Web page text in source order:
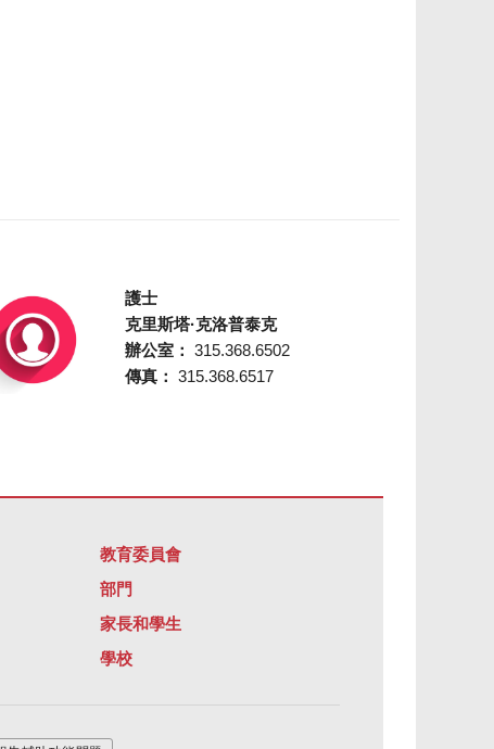
護士
克里斯塔·克洛普泰克
辦公室： 315.368.6502
傳真： 315.368.6517
教育委員會
部門
家長和學生
學校